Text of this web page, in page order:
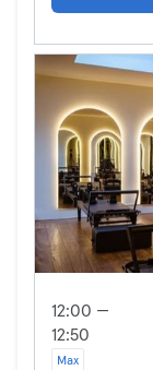
12:00 —
12:50
Max